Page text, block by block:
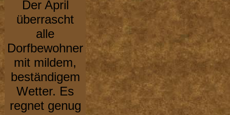
Der April
überrascht
alle
Dorfbewohner
mit mildem,
beständigem
Wetter. Es
regnet genug